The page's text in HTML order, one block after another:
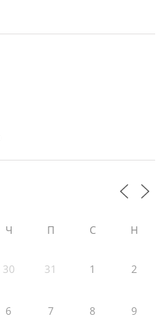
Ч П С Н
30 31 1 2
6 7 8 9